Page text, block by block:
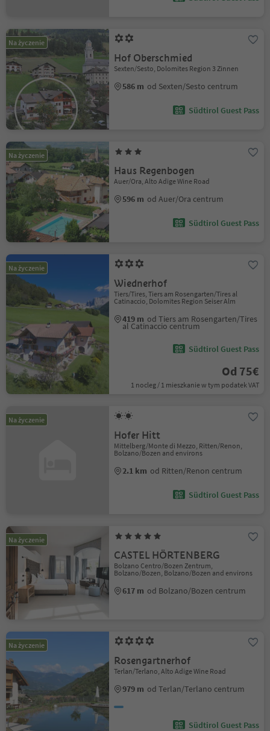
Na życzenie
Hof Oberschmied
Sexten/Sesto, Dolomites Region 3 Zinnen
586 m od Sexten/Sesto centrum
Südtirol Guest Pass
Na życzenie
Haus Regenbogen
Auer/Ora, Alto Adige Wine Road
596 m od Auer/Ora centrum
Südtirol Guest Pass
Na życzenie
Wiednerhof
Tiers/Tires, Tiers am Rosengarten/Tires al
Catinaccio, Dolomites Region Seiser Alm
419 m od Tiers am Rosengarten/Tires
al Catinaccio centrum
Südtirol Guest Pass
Od 75€
1 nocleg / 1 mieszkanie w tym podatek VAT
Na życzenie
Hofer Hitt
Mittelberg/Monte di Mezzo, Ritten/Renon,
Bolzano/Bozen and environs
2.1 km od Ritten/Renon centrum
Südtirol Guest Pass
Na życzenie
CASTEL HÖRTENBERG
Bolzano Centro/Bozen Zentrum,
Bolzano/Bozen, Bolzano/Bozen and environs
617 m od Bolzano/Bozen centrum
Na życzenie
Rosengartnerhof
Terlan/Terlano, Alto Adige Wine Road
979 m od Terlan/Terlano centrum
Südtirol Guest Pass